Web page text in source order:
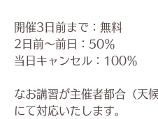
開催3日前まで：無料
2日前〜前日：50％
当日キャンセル：100％
なお講習が主催者都合（天
にて対応いたします。